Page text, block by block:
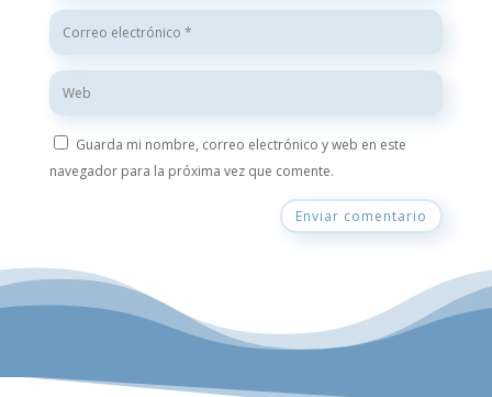
Guarda mi nombre, correo electrónico y web en este
navegador para la próxima vez que comente.
Enviar comentario